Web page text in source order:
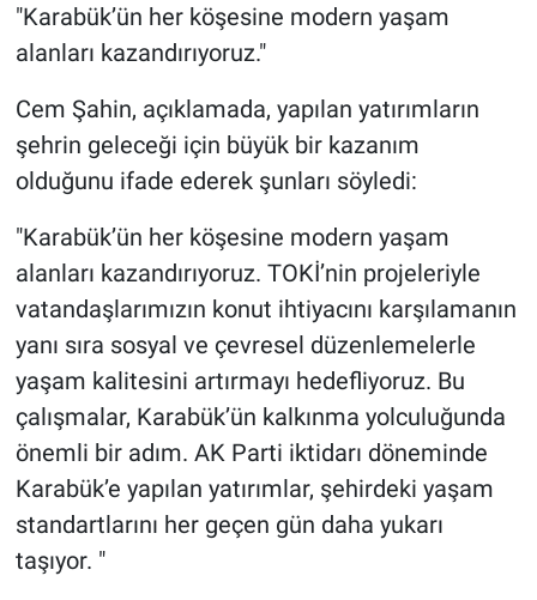
"Karabük’ün her köşesine modern yaşam
alanları kazandırıyoruz."
Cem Şahin, açıklamada, yapılan yatırımların
şehrin geleceği için büyük bir kazanım
olduğunu ifade ederek şunları söyledi:
"Karabük’ün her köşesine modern yaşam
alanları kazandırıyoruz. TOKİ’nin projeleriyle
vatandaşlarımızın konut ihtiyacını karşılamanın
yanı sıra sosyal ve çevresel düzenlemelerle
yaşam kalitesini artırmayı hedefliyoruz. Bu
çalışmalar, Karabük’ün kalkınma yolculuğunda
önemli bir adım. AK Parti iktidarı döneminde
Karabük’e yapılan yatırımlar, şehirdeki yaşam
standartlarını her geçen gün daha yukarı
taşıyor. "